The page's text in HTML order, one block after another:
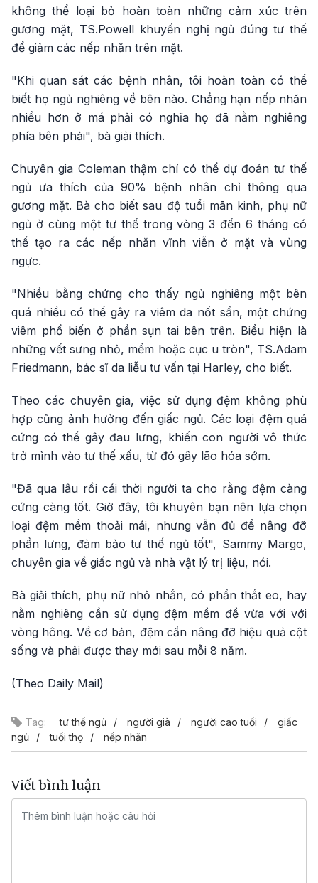
không thể loại bỏ hoàn toàn những cảm xúc trên
gương mặt, TS.Powell khuyến nghị ngủ đúng tư thế
để giảm các nếp nhăn trên mặt.
"Khi quan sát các bệnh nhân, tôi hoàn toàn có thể
biết họ ngủ nghiêng về bên nào. Chẳng hạn nếp nhăn
nhiều hơn ở má phải có nghĩa họ đã nằm nghiêng
phía bên phải", bà giải thích.
Chuyên gia Coleman thậm chí có thể dự đoán tư thế
ngủ ưa thích của 90% bệnh nhân chỉ thông qua
gương mặt. Bà cho biết sau độ tuổi mãn kinh, phụ nữ
ngủ ở cùng một tư thế trong vòng 3 đến 6 tháng có
thể tạo ra các nếp nhăn vĩnh viễn ở mặt và vùng
ngực.
"Nhiều bằng chứng cho thấy ngủ nghiêng một bên
quá nhiều có thể gây ra viêm da nốt sần, một chứng
viêm phổ biến ở phần sụn tai bên trên. Biểu hiện là
những vết sưng nhỏ, mềm hoặc cục u tròn", TS.Adam
Friedmann, bác sĩ da liễu tư vấn tại Harley, cho biết.
Theo các chuyên gia, việc sử dụng đệm không phù
hợp cũng ảnh hưởng đến giấc ngủ. Các loại đệm quá
cứng có thể gây đau lưng, khiến con người vô thức
trở mình vào tư thế xấu, từ đó gây lão hóa sớm.
"Đã qua lâu rồi cái thời người ta cho rằng đệm càng
cứng càng tốt. Giờ đây, tôi khuyên bạn nên lựa chọn
loại đệm mềm thoải mái, nhưng vẫn đủ để nâng đỡ
phần lưng, đảm bảo tư thế ngủ tốt", Sammy Margo,
chuyên gia về giấc ngủ và nhà vật lý trị liệu, nói.
Bà giải thích, phụ nữ nhỏ nhắn, có phần thắt eo, hay
nằm nghiêng cần sử dụng đệm mềm đề vừa với với
vòng hông. Về cơ bản, đệm cần nâng đỡ hiệu quả cột
sống và phải được thay mới sau mỗi 8 năm.
(Theo Daily Mail)
Tag: tư thế ngủ người già người cao tuổi
giấc
ngủ
tuổi thọ nếp nhăn
Viết bình luận